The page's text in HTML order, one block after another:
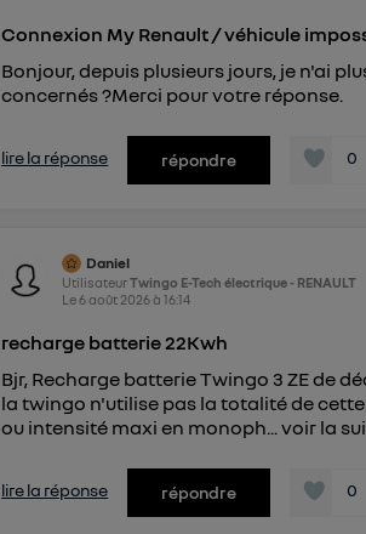
Connexion My Renault / véhicule
Bonjour, depuis plusieurs jours, je n'ai
concernés ?Merci pour votre réponse.
lire la réponse répondre 0
Daniel
UtilisateurTwingo E-Tech électrique - RENAULT
Le6 août 2026à16:14
recharge batterie 22Kwh
Bjr, Recharge batterie Twingo 3 ZE de
la twingo n'utilise pas la totalité de
ou intensité maxi en monoph...voir la
lire la réponse répondre 0